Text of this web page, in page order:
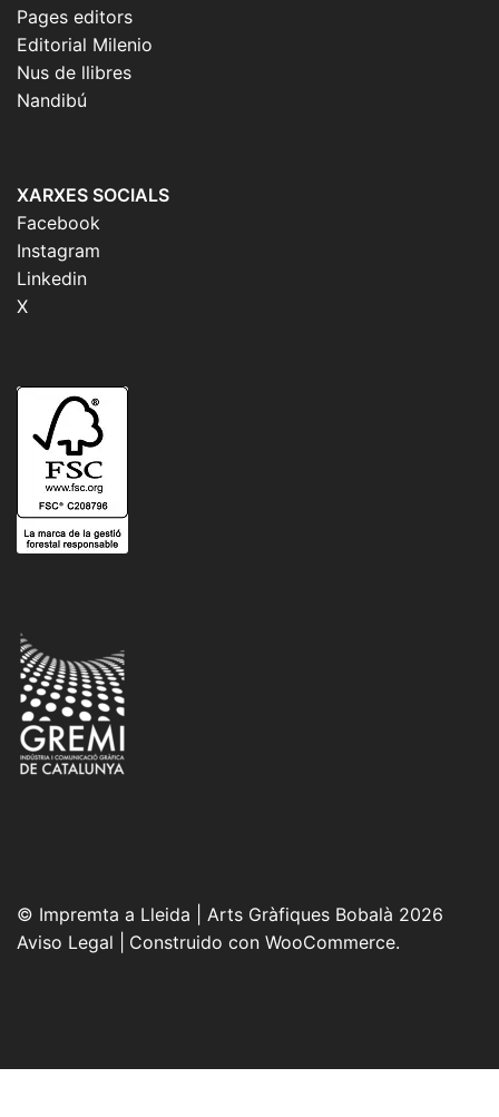
Pages editors
Editorial Milenio
Nus de llibres
Nandibú
XARXES SOCIALS
Facebook
Instagram
Linkedin
X
© Impremta a Lleida | Arts Gràfiques Bobalà 2026
Aviso Legal
Construido con WooCommerce.